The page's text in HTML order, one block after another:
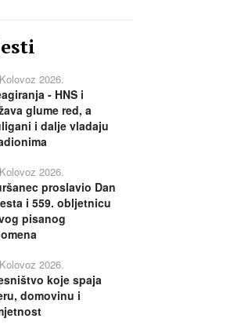
2026.
- HNS i
glume red, a
i dalje vladaju
2026.
proslavio Dan
i 559. obljetnicu
pisanog
2026.
koje spaja
domovinu i